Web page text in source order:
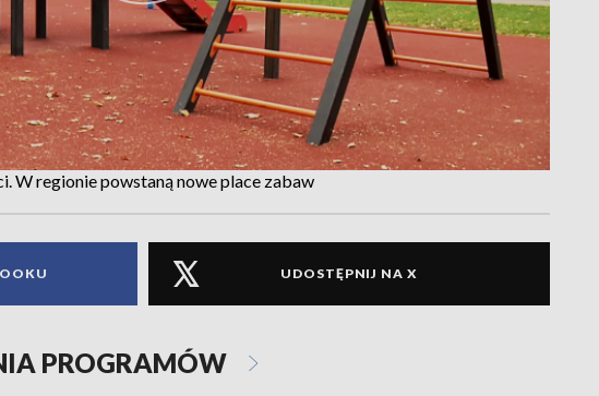
W regionie powstaną nowe place zabaw
UDOSTĘPNIJ NA X
PROGRAMÓW